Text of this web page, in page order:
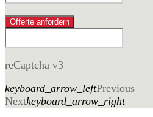
Offerte anfordern
reCaptcha v3
keyboard_arrow_leftPrevious
Nextkeyboard_arrow_right